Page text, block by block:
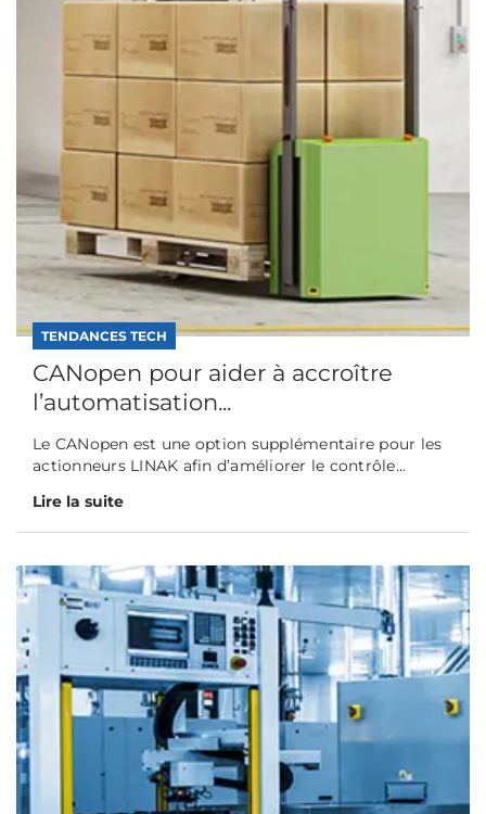
TENDANCES TECH
CANopen pour aider à accroître
l’automatisation...
Le CANopen est une option supplémentaire pour les
actionneurs LINAK afin d’améliorer le contrôle...
Lire la suite